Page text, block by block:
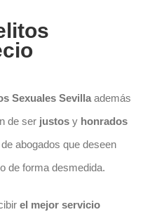
Sexuales Sevillaademás
de ser justosy honrados
abogados que deseen
de forma desmedida.
el mejor servicio